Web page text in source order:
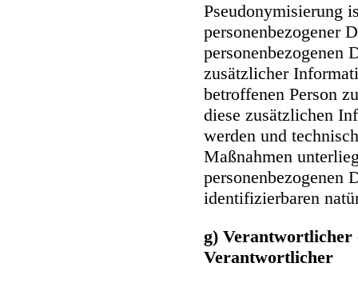
Pseudonymisierung
personenbezogener
personenbezogenen
zusätzlicher
betroffenen Person
diese zusätzlichen
werden und
Maßnahmen
personenbezogenen
identifizierbaren
g)
Verantwortlicher